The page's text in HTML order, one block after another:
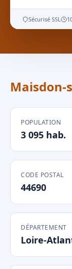
Sécurisé SSL
Maisdon-
POPULATION
3 095 hab.
CODE POSTAL
44690
DÉPARTEMENT
Loire-